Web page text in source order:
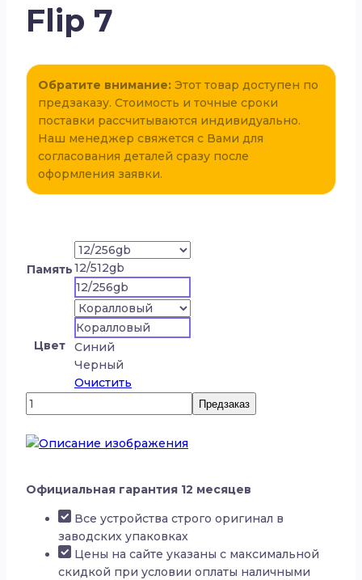
Flip 7
Обратите внимание: Этот товар доступен по
предзаказу. Стоимость и точные сроки
поставки рассчитываются индивидуально.
Наш менеджер свяжется с Вами для
согласования деталей сразу после
оформления заявки.
Память12/512gb
12/256gb
Цвет
Коралловый
Синий
Черный
Очистить
Количество
товара
Samsung
Galaxy
Flip
Предзаказ
Официальная гарантия 12 месяцев
Все устройства строго оригинал в
заводских упаковках
Цены на сайте указаны с максимальной
скидкой при условии оплаты наличными